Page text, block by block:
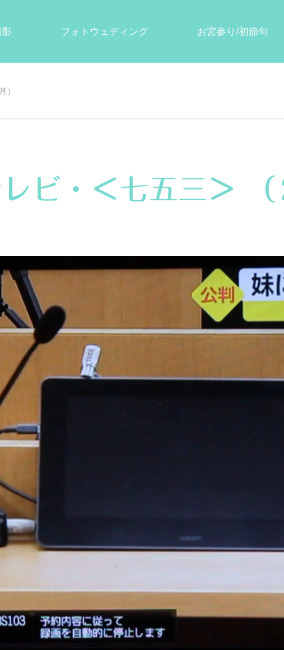
フォトウェディング お宮参り/初節句
フォト
）
ビ・＜七五三＞ （